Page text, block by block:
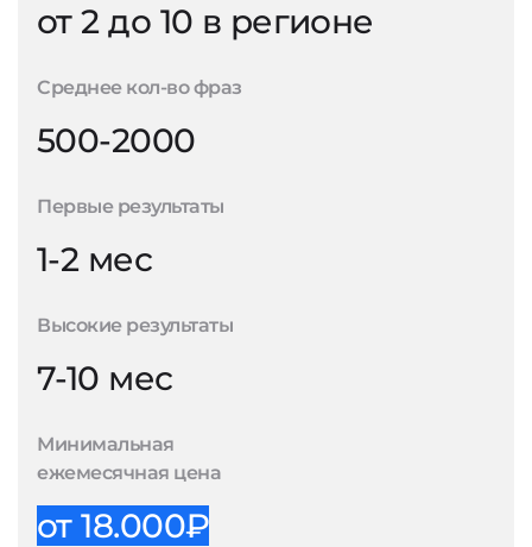
от 2 до 10 в регионе
Среднее кол-во фраз
500-2000
Первые результаты
1-2 мес
Высокие результаты
7-10 мес
Минимальная
ежемесячная цена
от 18.000₽